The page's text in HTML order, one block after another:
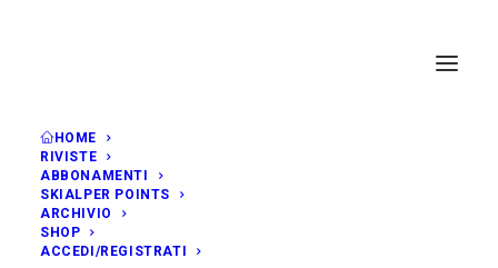
HOME
RIVISTE
ABBONAMENTI
SKIALPER POINTS
ARCHIVIO
SHOP
ACCEDI/REGISTRATI